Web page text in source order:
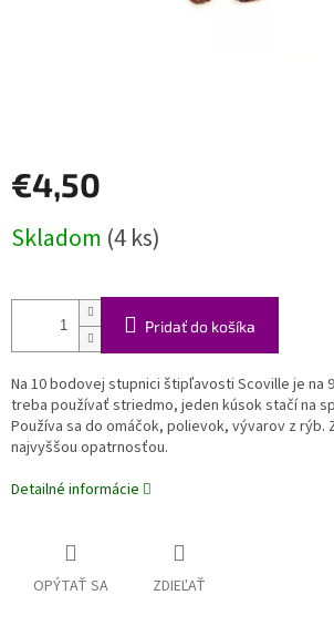
€4,50
cena:
Skladom (4 ks)
Pridať do košíka
Na 10 bodovej stupnici štipľavosti Scoville je na
treba používať striedmo, jeden kúsok stačí na
Používa sa do omáčok, polievok, vývarov z rýb.
najvyššou opatrnosťou.
Detailné informácie
OPÝTAŤ SA ZDIEĽAŤ